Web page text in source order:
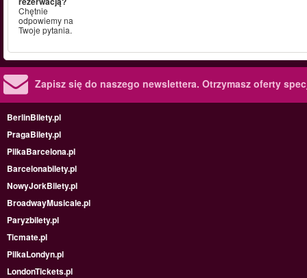
Chętnie
odpowiemy na
Twoje pytania.
Zapisz się do naszego newslettera. Otrzymasz oferty
BerlinBilety.pl
PragaBilety.pl
PilkaBarcelona.pl
Barcelonabilety.pl
NowyJorkBilety.pl
BroadwayMusicale.pl
Paryzbilety.pl
Ticmate.pl
PilkaLondyn.pl
LondonTickets.pl